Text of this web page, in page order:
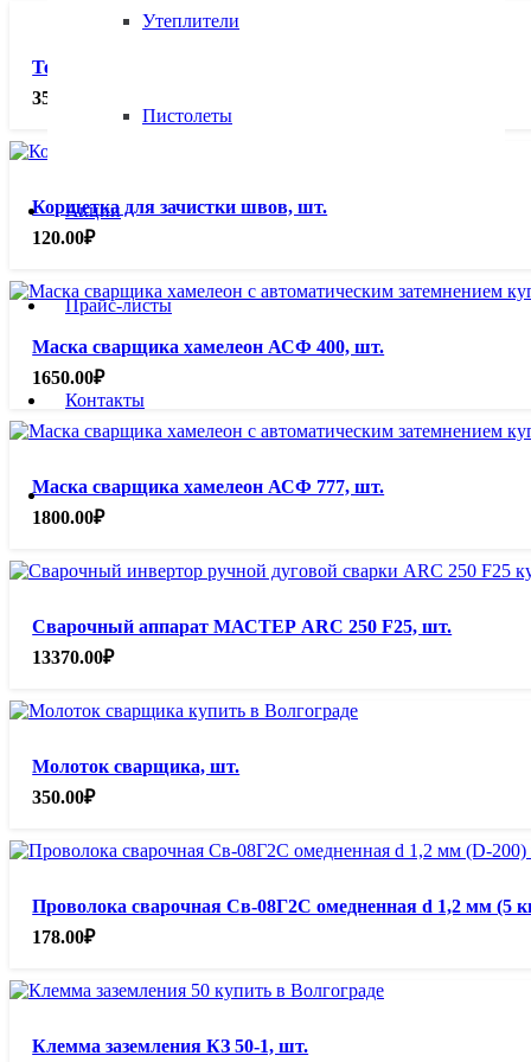
Утеплители
Пистолеты
Акции
Прайс-листы
Контакты
Термопенал ТП-5/150 (220в), шт.
3500.00
Корщетка для зачистки швов, шт.
120.00₽
Маска сварщика хамелеон АСФ 400, шт.
1650.00₽
Маска сварщика хамелеон АСФ 777, шт.
1800.00₽
Сварочный аппарат МАСТЕР ARC 250 F25, шт.
13370.00₽
Молоток сварщика, шт.
350.00₽
Проволока сварочная Св-08Г2С омедненная d 1,2 мм (5
178.00₽
Клемма заземления КЗ 50-1, шт.